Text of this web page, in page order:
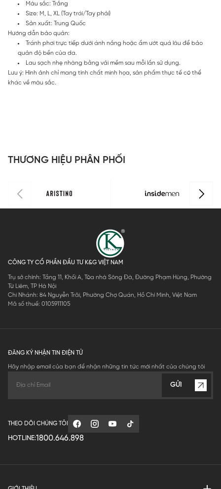
Màu sắc: Trắng
Size: M, L, XL (Tay trái/Tay phải)
Sản xuất: Trung Quốc
Hướng dẫn bảo quản:
Tránh phơi trực tiếp dưới ánh nắng hoặc ẩm ướt quá lâu để bảo
quản độ bền của da.
Lau sạch nhẹ nhàng bằng vải mềm sau mỗi lần sử dụng.
Lưu ý: Hình ảnh chỉ mang tính chất minh họa, sản phẩm thực tế có thể
khác về màu sắc.
THƯƠNG HIỆU PHÂN PHỐI
CÔNG TY CỔ PHẦN ĐẦU TƯ K&G VIỆT NAM
Trụ sở chính: Tầng 11, Khối A, Tòa nhà Sông Đà, Đường Phạm Hùng, Phường
Từ Liêm, TP Hà Nội
Chi Nhánh: 84 Nguyễn Trãi, Phường Chợ Quán, Hồ Chí Minh, Việt Nam
Mã số thuế: 0105911105
ĐĂNG KÝ NHẬN TIN ĐIỆN TỬ
Hãy nhập email của bạn để nhận những tin tức mới nhất của chúng tôi
GỬI
THEO DÕI CHÚNG TÔI
HOTLINE:1800.646.898